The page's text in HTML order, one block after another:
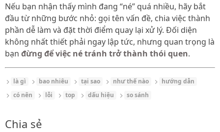
Nếu bạn nhận thấy mình đang “né” quá nhiều, hãy bắt
đầu từ những bước nhỏ: gọi tên vấn đề, chia việc thành
phần dễ làm và đặt thời điểm quay lại xử lý. Đối diện
không nhất thiết phải ngay lập tức, nhưng quan trọng là
bạn đừng để việc né tránh trở thành thói quen.
là gì bao nhiêu tại sao như thế nào
hướng dẫn
có nên
lỗi top dấu hiệu so sánh
Chia sẻ